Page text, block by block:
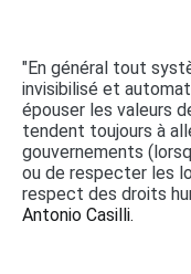
"En général tout
invisibilisé et
épouser les valeurs
tendent toujours à
gouvernements
ou de respecter les
respect des droits
Antonio Casilli.